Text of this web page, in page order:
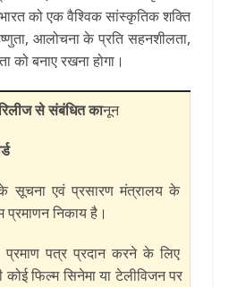
को एक वैश्विक सांस्कृतिक शक्ति
आलोचना के प्रति सहनशीलता,
को बनाए रखना होगा।
रिलीज से संबंधित कानून
सूचना एवं प्रसारण मंत्रालय के
प्रमाणन निकाय है।
प्रमाण पत्र प्रदान करने के लिए
कोई फिल्म सिनेमा या टेलीविजन पर